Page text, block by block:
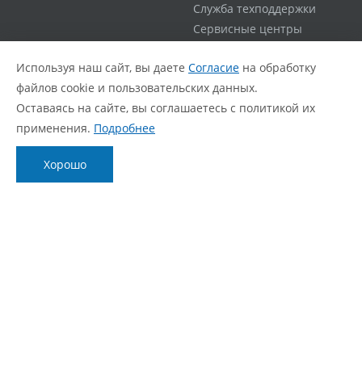
Служба техподдержки
Сервисные центры
Расширенная гарантия
Статус ремонта
FAQ
О компании
Используя наш сайт, вы даете Согласие на обработку
файлов cookie и пользовательских данных.
Оставаясь на сайте, вы соглашаетесь с политикой их
применения. Подробнее
Хорошо